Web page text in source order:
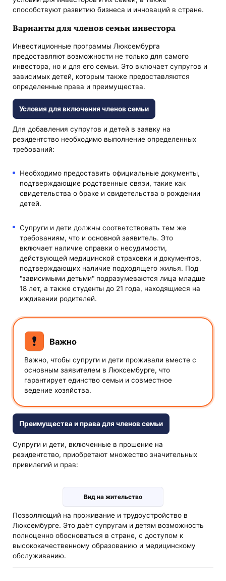
способствуют развитию бизнеса и инноваций в стране.
Варианты для членов семьи инвестора
Инвестиционные программы Люксембурга
предоставляют возможности не только для самого
инвестора, но и для его семьи. Это включает супругов и
зависимых детей, которым также предоставляются
определенные права и преимущества.
Условия для включения членов семьи
Для добавления супругов и детей в заявку на
резидентство необходимо выполнение определенных
требований:
Необходимо предоставить официальные документы,
подтверждающие родственные связи, такие как
свидетельства о браке и свидетельства о рождении
детей.
Супруги и дети должны соответствовать тем же
требованиям, что и основной заявитель. Это
включает наличие справки о несудимости,
действующей медицинской страховки и документов,
подтверждающих наличие подходящего жилья. Под
"зависимыми детьми" подразумеваются лица младше
18 лет, а также студенты до 21 года, находящиеся на
иждивении родителей.
Важно
Важно, чтобы супруги и дети проживали вместе с
основным заявителем в Люксембурге, что
гарантирует единство семьи и совместное
ведение хозяйства.
Преимущества и права для членов семьи
Супруги и дети, включенные в прошение на
резидентство, приобретают множество значительных
привилегий и прав:
Вид на жительство
Позволяющий на проживание и трудоустройство в
Люксембурге. Это даёт супругам и детям возможность
полноценно обосноваться в стране, с доступом к
высококачественному образованию и медицинскому
обслуживанию.